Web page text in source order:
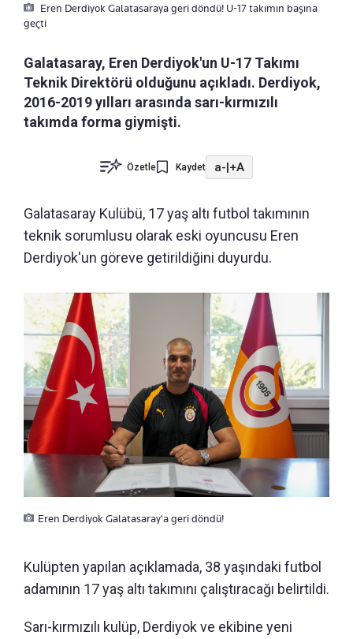
Eren Derdiyok Galatasaraya geri döndü! U-17 takımın başına
geçti
Galatasaray, Eren Derdiyok'un U-17 Takımı
Teknik Direktörü olduğunu açıkladı. Derdiyok,
2016-2019 yılları arasında sarı-kırmızılı
takımda forma giymişti.
Özetle Kaydet a-|+A
Galatasaray Kulübü, 17 yaş altı futbol takımının
teknik sorumlusu olarak eski oyuncusu Eren
Derdiyok'un göreve getirildiğini duyurdu.
Eren Derdiyok Galatasaray'a geri döndü!
Kulüpten yapılan açıklamada, 38 yaşındaki futbol
adamının 17 yaş altı takımını çalıştıracağı belirtildi.
Sarı-kırmızılı kulüp, Derdiyok ve ekibine yeni